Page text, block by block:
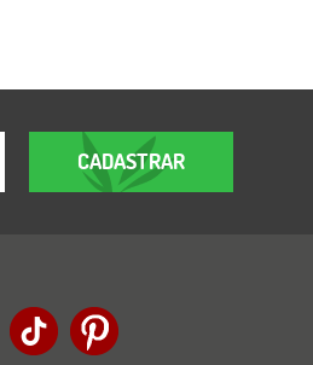
CADASTRAR